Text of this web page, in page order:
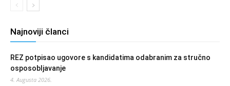
Najnoviji članci
REZ potpisao ugovore s kandidatima odabranim za stručno
osposobljavanje
4. Augusta 2026.